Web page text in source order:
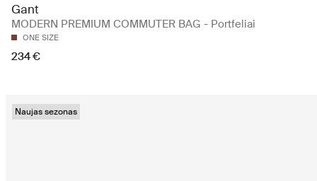
Gant
MODERN PREMIUM COMMUTER BAG - Portfeliai
ONE SIZE
234 €
Naujas sezonas